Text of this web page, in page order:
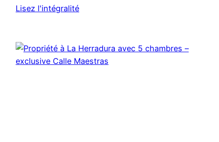
Lisez l'intégralité